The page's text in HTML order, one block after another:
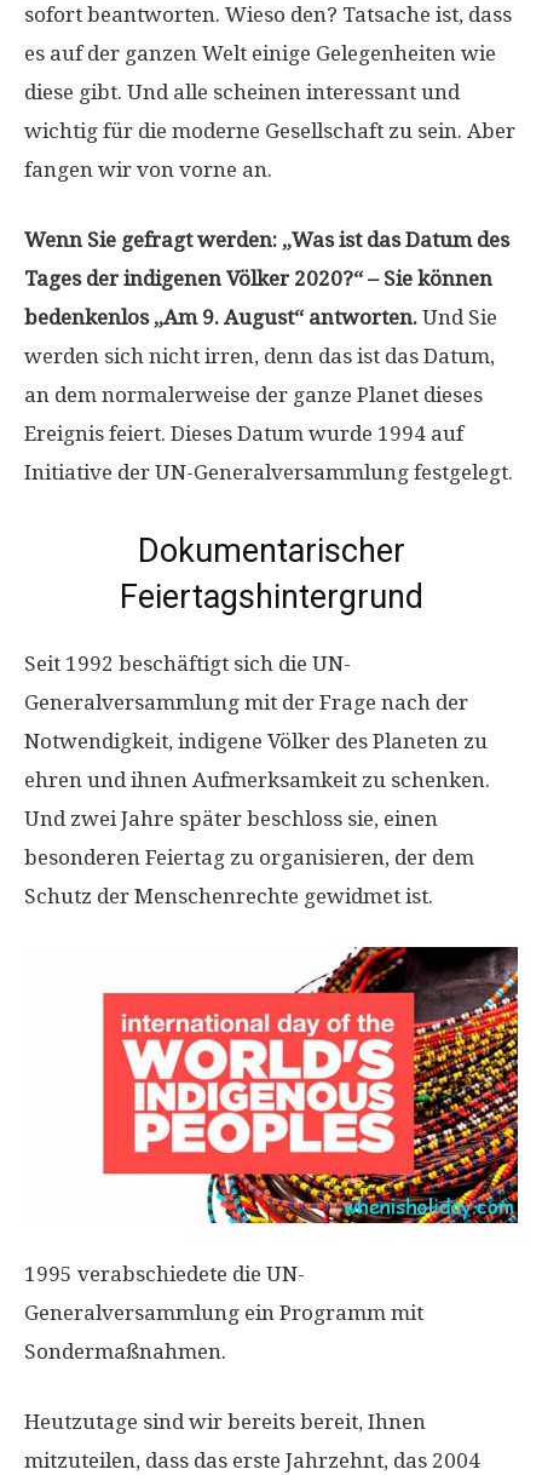
sofort beantworten. Wieso den? Tatsache ist, dass
es auf der ganzen Welt einige Gelegenheiten wie
diese gibt. Und alle scheinen interessant und
wichtig für die moderne Gesellschaft zu sein. Aber
fangen wir von vorne an.
Wenn Sie gefragt werden: „Was ist das Datum des
Tages der indigenen Völker 2020?“ – Sie können
bedenkenlos „Am 9. August“ antworten. Und Sie
werden sich nicht irren, denn das ist das Datum,
an dem normalerweise der ganze Planet dieses
Ereignis feiert. Dieses Datum wurde 1994 auf
Initiative der UN-Generalversammlung festgelegt.
Dokumentarischer
Feiertagshintergrund
Seit 1992 beschäftigt sich die UN-
Generalversammlung mit der Frage nach der
Notwendigkeit, indigene Völker des Planeten zu
ehren und ihnen Aufmerksamkeit zu schenken.
Und zwei Jahre später beschloss sie, einen
besonderen Feiertag zu organisieren, der dem
Schutz der Menschenrechte gewidmet ist.
1995 verabschiedete die UN-
Generalversammlung ein Programm mit
Sondermaßnahmen.
Heutzutage sind wir bereits bereit, Ihnen
mitzuteilen, dass das erste Jahrzehnt, das 2004